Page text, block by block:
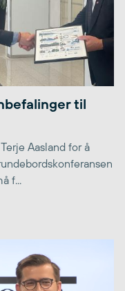
til
Aasland for å
f...